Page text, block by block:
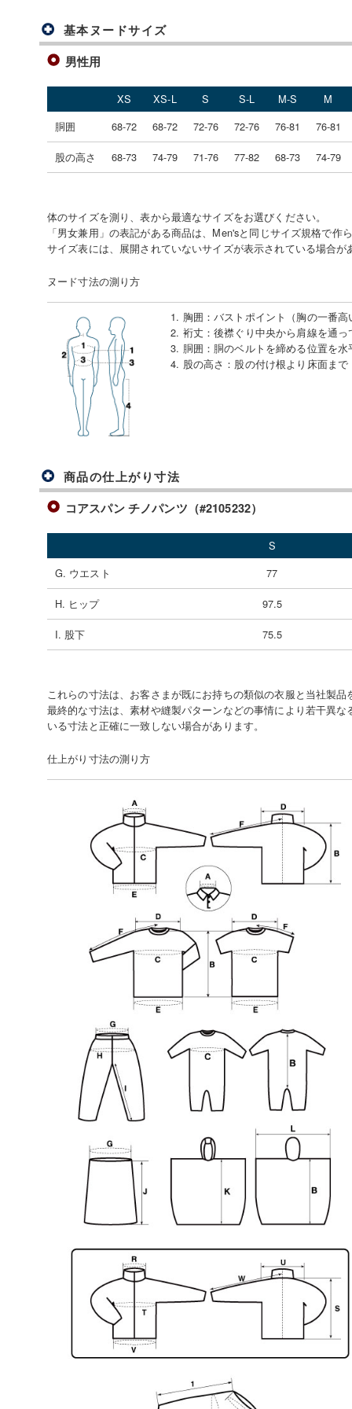
基本ヌードサイズ
男性用
XS XS-L S S-L M-S
M
胴囲
68-72 68-72 72-76 72-76 76-81 76-81
股の高さ 68-73 74-79 71-76 77-82 68-73 74-79
体のサイズを測り、表から最適なサイズをお選びください。
「男女兼用」の表記がある商品は、Men'sと同じサイズ規格で作
サイズ表には、展開されていないサイズが表示されている場合が
ヌード寸法の測り方
1. 胸囲 ：バストポイント（胸の一番
2. 裄丈 ：後襟ぐり中央から肩線を通
3. 胴囲 ： 胴のベルトを締める位置を
4. 股の高さ ： 股の付け根より床面まで
商品の仕上がり寸法
コアスパン チノパンツ（#2105232）
S
G. ウエスト
77
H. ヒップ 97.5
I. 股下 75.5
これらの寸法は、お客さまが既にお持ちの類似の衣服と当社製
最終的な寸法は、素材や縫製パターンなどの事情により若干異
いる寸法と正確に一致しない場合があります。
仕上がり寸法の測り方